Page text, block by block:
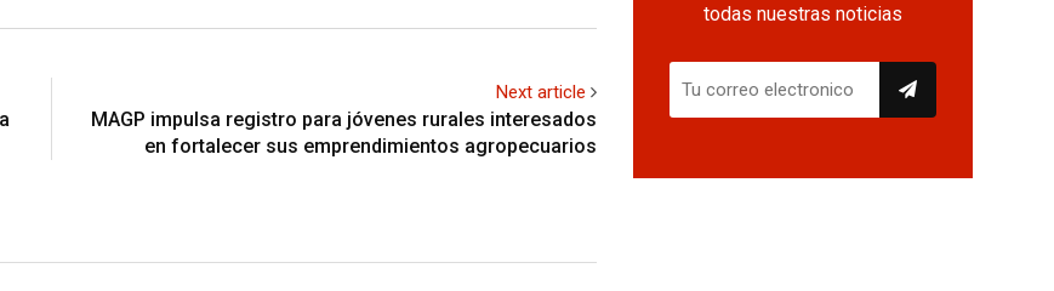
Next article
MAGP impulsa registro para jóvenes rurales interesados
en fortalecer sus emprendimientos agropecuarios
todas nuestras noticias